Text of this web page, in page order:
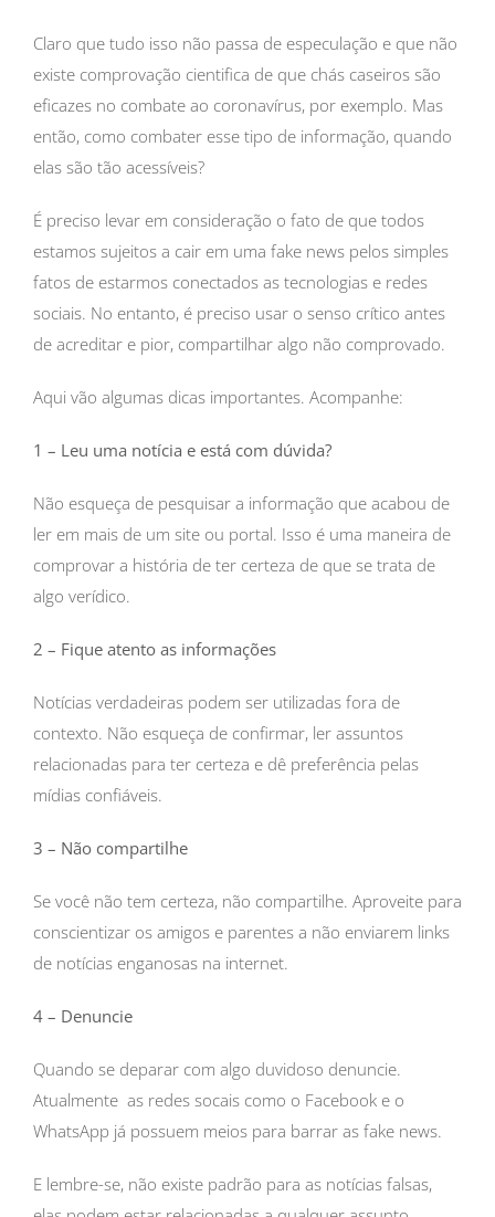
Claro que tudo isso não passa de especulação e que não
existe comprovação cientifica de que chás caseiros são
eficazes no combate ao coronavírus, por exemplo. Mas
então, como combater esse tipo de informação, quando
elas são tão acessíveis?
É preciso levar em consideração o fato de que todos
estamos sujeitos a cair em uma fake news pelos simples
fatos de estarmos conectados as tecnologias e redes
sociais. No entanto, é preciso usar o senso crítico antes
de acreditar e pior, compartilhar algo não comprovado.
Aqui vão algumas dicas importantes. Acompanhe:
1 – Leu uma notícia e está com dúvida?
Não esqueça de pesquisar a informação que acabou de
ler em mais de um site ou portal. Isso é uma maneira de
comprovar a história de ter certeza de que se trata de
algo verídico.
2 – Fique atento as informações
Notícias verdadeiras podem ser utilizadas fora de
contexto. Não esqueça de confirmar, ler assuntos
relacionadas para ter certeza e dê preferência pelas
mídias confiáveis.
3 – Não compartilhe
Se você não tem certeza, não compartilhe. Aproveite para
conscientizar os amigos e parentes a não enviarem links
de notícias enganosas na internet.
4 – Denuncie
Quando se deparar com algo duvidoso denuncie.
Atualmente as redes socais como o Facebook e o
WhatsApp já possuem meios para barrar as fake news.
E lembre-se, não existe padrão para as notícias falsas,